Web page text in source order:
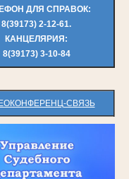
ДЛЯ СПРАВОК:
8(39173) 2-12-61.
КАНЦЕЛЯРИЯ:
8(39173) 3-10-84
СВЯЗЬ